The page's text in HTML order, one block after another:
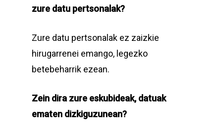
zure datu pertsonalak?
Zure datu pertsonalak ez zaizkie
hirugarrenei emango, legezko
betebeharrik ezean.
Zein dira zure eskubideak, datuak
ematen dizkiguzunean?